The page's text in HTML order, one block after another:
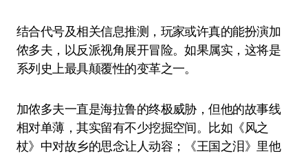
结合代号及相关信息推测，玩家或许真的能扮演加
侬多夫，以反派视角展开冒险。如果属实，这将是
系列史上最具颠覆性的变革之一。
加侬多夫一直是海拉鲁的终极威胁，但他的故事线
相对单薄，其实留有不少挖掘空间。比如《风之
杖》中对故乡的思念让人动容；《王国之泪》里他